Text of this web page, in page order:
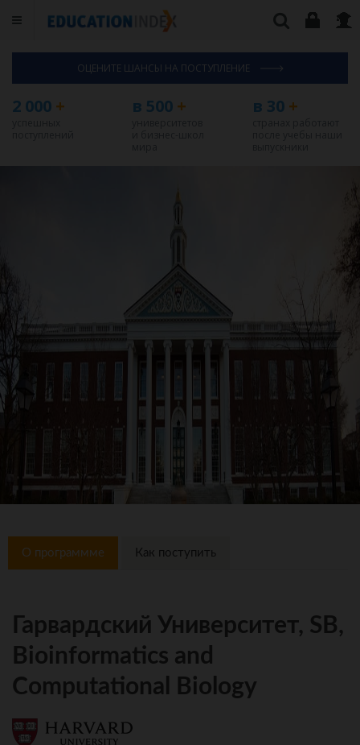
ОЦЕНИТЕ ШАНСЫ НА ПОСТУПЛЕНИЕ
2 000 + в 500 + в 30+
О программме Как поступить
Гарвардский Университет, SB,
Bioinformatics and
Computational Biology